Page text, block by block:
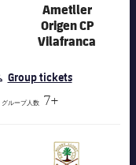
Ametller
Origen CP
Vilafranca
Group tickets
グループ人数 7+